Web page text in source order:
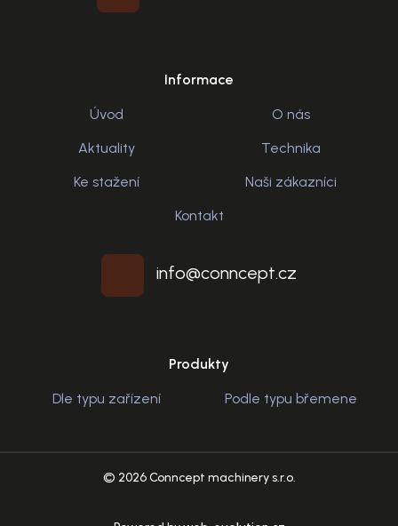
Informace
Úvod
O nás
Aktuality
Technika
Ke stažení
Naši zákazníci
Kontakt
info@conncept.cz
Produkty
Dle typu zařízení Podle typu břemene
© 2026 Conncept machinery s.r.o.